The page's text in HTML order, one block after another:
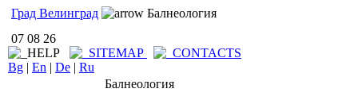
Град Велинград
Балнеология
07 08 26
Bg | En | De | Ru
Балнеология